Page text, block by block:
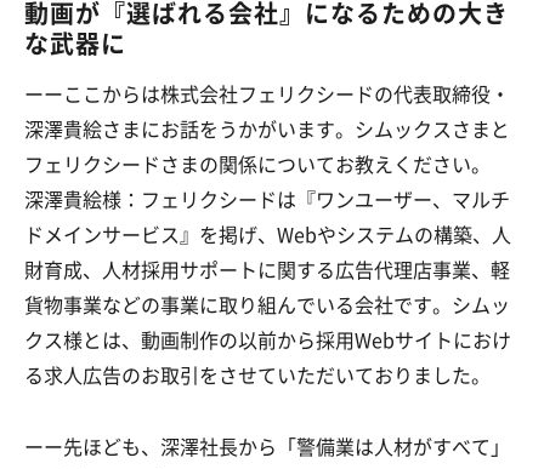
動画が『選ばれる会社』になるための大き
な武器に
ーーここからは株式会社フェリクシードの代表取締役・
深澤貴絵さまにお話をうかがいます。シムックスさまと
フェリクシードさまの関係についてお教えください。
深澤貴絵様：フェリクシードは『ワンユーザー、マルチ
ドメインサービス』を掲げ、Webやシステムの構築、人
財育成、人材採用サポートに関する広告代理店事業、軽
貨物事業などの事業に取り組んでいる会社です。シムッ
クス様とは、動画制作の以前から採用Webサイトにおけ
る求人広告のお取引をさせていただいておりました。
ーー先ほども、深澤社長から「警備業は人材がすべて」